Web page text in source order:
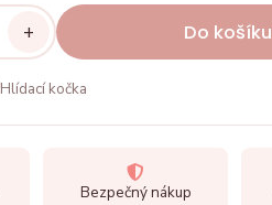
+ Do košíku
Hlídací kočka
Bezpečný nákup